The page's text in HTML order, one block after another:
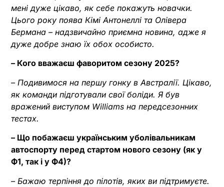
мені дуже цікаво, як себе покажуть новачки.
Цього року поява Кімі Антонеллі та Олівера
Бермана – надзвичайно приємна новина, адже я
дуже добре знаю їх обох особисто.
– Кого вважаєш фаворитом сезону 2025?
– Подивимося на першу гонку в Австралії. Цікаво,
як команди підготували свої боліди. Я був
вражений виступом Williams на передсезонних
тестах.
– Що побажаєш українським уболівальникам
автоспорту перед стартом нового сезону (як у
Ф1, так і у Ф4)?
– Бажаю терпіння до пілотів, яких ви підтримуєте.